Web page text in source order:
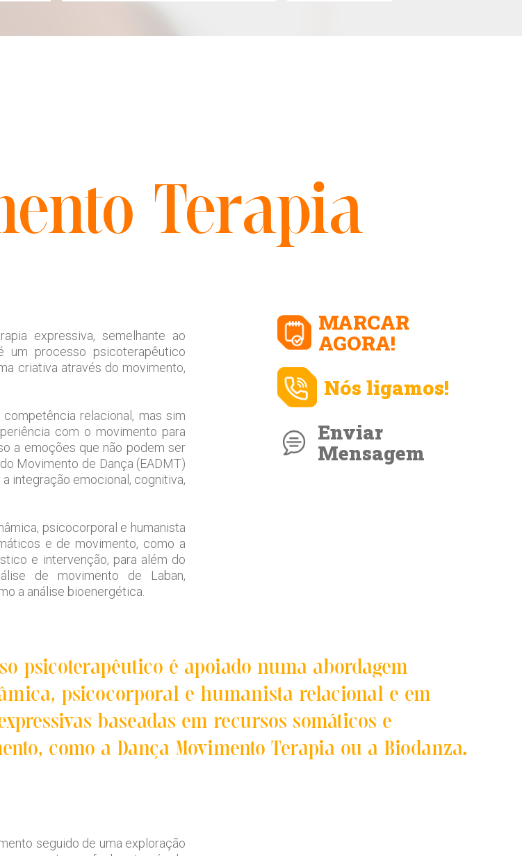
Terapia
expressiva, semelhante ao
um processo psicoterapêutico
criativa através do movimento,
relacional, mas sim
com o movimento para
a emoções que não podem ser
Movimento de Dança (EADMT)
integração emocional, cognitiva,
psicocorporal e humanista
e de movimento, como a
e intervenção, para além do
de movimento de Laban,
a análise bioenergética.
MARCAR
AGORA!
Nós ligamos!
Enviar
Mensagem
psicoterapêutico é apoiado numa abordagem
psicocorporal e humanista relacional e em
baseadas em recursos somáticos e
como a Dança Movimento Terapia ou a Biodanza.
seguido de uma exploração